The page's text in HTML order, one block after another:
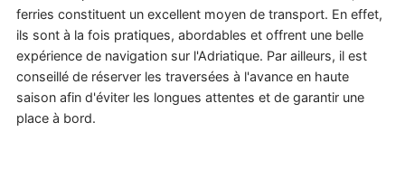
ferries constituent un excellent moyen de transport. En effet,
ils sont à la fois pratiques, abordables et offrent une belle
expérience de navigation sur l'Adriatique. Par ailleurs, il est
conseillé de réserver les traversées à l'avance en haute
saison afin d'éviter les longues attentes et de garantir une
place à bord.